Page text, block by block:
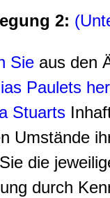
2:
Sie aus den
Paulets
Stuarts
Umstände
die
durch